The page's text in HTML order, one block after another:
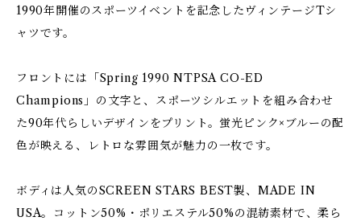
1990年開催のスポーツイベントを記念したヴィンテージTシ
ャツです。
フロントには「Spring 1990 NTPSA CO-ED
Champions」の文字と、スポーツシルエットを組み合わせ
た90年代らしいデザインをプリント。蛍光ピンク×ブルーの配
色が映える、レトロな雰囲気が魅力の一枚です。
ボディは人気のSCREEN STARS BEST製、MADE IN
USA。コットン50%・ポリエステル50%の混紡素材で、柔ら